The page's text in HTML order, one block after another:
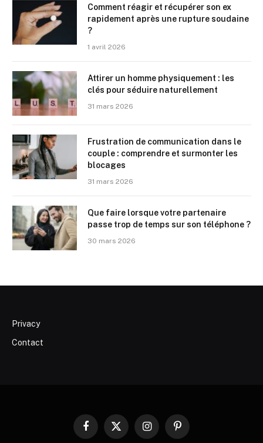
Comment réagir et récupérer son ex
rapidement après une rupture soudaine
?
1 avril 2026
Attirer un homme physiquement : les
clés pour séduire naturellement
31 mars 2026
Frustration de communication dans le
couple : comprendre et surmonter les
blocages
31 mars 2026
Que faire lorsque votre partenaire
passe trop de temps sur son téléphone ?
30 mars 2026
Privacy
Contact
Facebook
X
InstagramPinterest